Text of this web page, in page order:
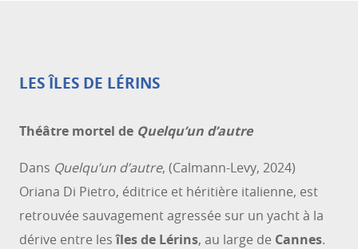
LES ÎLES DE LÉRINS
Théâtre mortel de Quelqu’un d’autre
Dans Quelqu’un d’autre, (Calmann-Levy, 2024)
Oriana Di Pietro, éditrice et héritière italienne, est
retrouvée sauvagement agressée sur un yacht à la
dérive entre lesîles de Lérins, au large de Cannes.